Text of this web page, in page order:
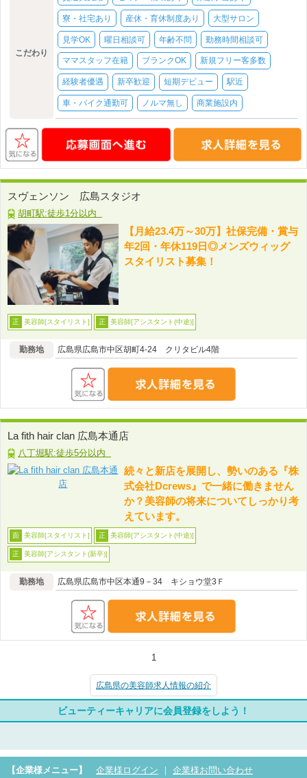
こだわり
寮・社宅あり 産休・育休制度あり 大型サロン
見学OK 曜日相談可 年齢不問 勤務時間相談可
ママスタッフ在籍 ブランクOK 新規フリー客多数
経験者優遇 新卒歓迎 短期デビュー 駅近
車・バイク通勤可 ノルマ無し 商業施設内
スヴェンソン 広島スタジオ
胡町駅:徒歩1分以内
【月給23.4万～30万】社保完備・賞与
年2回・年休119日◎メンズウィッグ
スタイリスト募集！
正 美容師[スタイリスト] 正 美容師[アシスタント(中途)]
勤務地 広島県広島市中区胡町4-24 クリタビル4階
La fith hair clan 広島本通店
八丁堀駅:徒歩5分以内
続々と新店を展開し、勢いのある『株
式会社Dcrews』で一緒に働きません
か？美容師の将来についてしっかり考
えています。
面 美容師[スタイリスト] 正 美容師[アシスタント(中途)]
正 美容師[アシスタント(新卒)]
勤務地 広島県広島市中区本通9－34 キショウ堂3Ｆ
1
広島県の美容師求人情報の紹介
ビューティーキャリアに会員登録をしよう！
【企業様メニュー】 企業様ログイン ｜ 企業様お問い合わせ